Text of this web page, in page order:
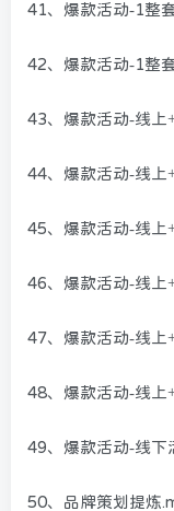
41、爆款活动-1整
42、爆款活动-1整
43、爆款活动-线上
44、爆款活动-线上
45、爆款活动-线上
46、爆款活动-线上
47、爆款活动-线上
48、爆款活动-线上
49、爆款活动-线下
50、品牌策划提炼